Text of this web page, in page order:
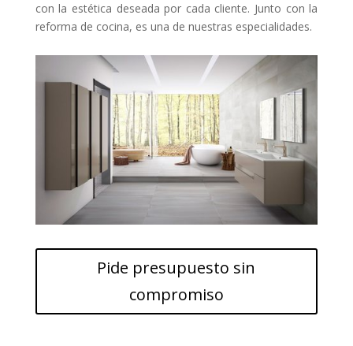
con la estética deseada por cada cliente. Junto con la
reforma de cocina, es una de nuestras especialidades.
Pide presupuesto sin
compromiso